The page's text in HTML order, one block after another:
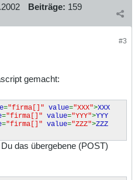
Beiträge: 159
#3
gemacht:
="firma[]" value="XXX">XXX
="firma[]" value="YYY">YYY
="firma[]" value="ZZZ">ZZZ
das übergebene (POST)